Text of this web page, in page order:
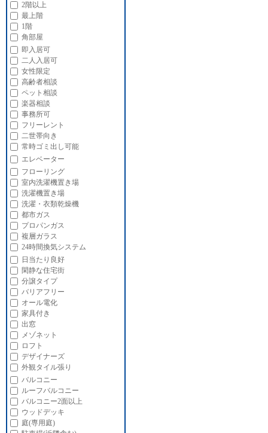
2階以上
最上階
1階
角部屋
即入居可
二人入居可
女性限定
高齢者相談
ペット相談
楽器相談
事務所可
フリーレント
二世帯向き
常時ゴミ出し可能
エレベーター
フローリング
室内洗濯機置き場
洗濯機置き場
洗濯・衣類乾燥機
都市ガス
プロパンガス
複層ガラス
24時間換気システム
日当たり良好
閑静な住宅街
分譲タイプ
バリアフリー
オール電化
家具付き
出窓
メゾネット
ロフト
デザイナーズ
外観タイル張り
バルコニー
ルーフバルコニー
バルコニー2面以上
ウッドデッキ
庭(専用庭)